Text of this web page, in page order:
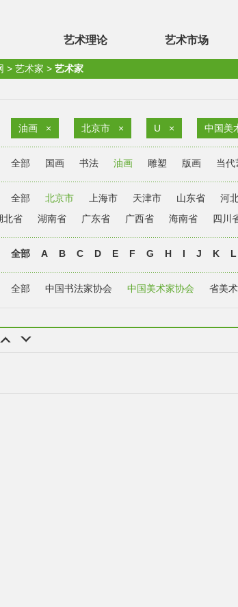
艺术理论 艺术市场
> 艺术家 > 艺术家
油画 × 北京市 × U × 中国美
全部 国画 书法 油画 雕塑 版画 当代
全部 北京市 上海市 天津市 山东省 河
北省 湖南省 广东省 广西省 海南省 四川
全部 A B C D E F G H I J K L
全部 中国书法家协会 中国美术家协会 省美